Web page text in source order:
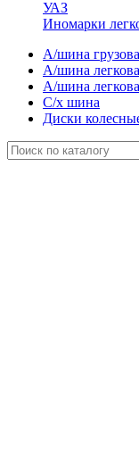
УАЗ
Иномарки
А/шина
А/шина
А/шина
С/х шина
Диски